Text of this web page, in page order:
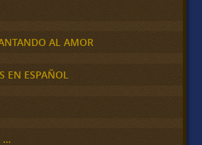
AL AMOR
EN ESPAÑOL
…